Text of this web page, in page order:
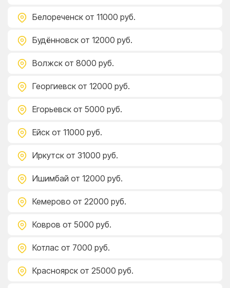
Белореченск от 11000 руб.
Будённовск от 12000 руб.
Волжск от 8000 руб.
Георгиевск от 12000 руб.
Егорьевск от 5000 руб.
Ейск от 11000 руб.
Иркутск от 31000 руб.
Ишимбай от 12000 руб.
Кемерово от 22000 руб.
Ковров от 5000 руб.
Котлас от 7000 руб.
Красноярск от 25000 руб.